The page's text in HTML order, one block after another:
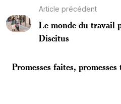
Article précédent
Le monde du travail
Discitus
Promesses faites,